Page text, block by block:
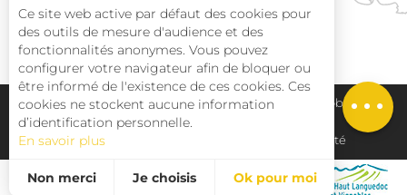
Tarifs
Perpignan
Plan du site Pays Haut Languedoc et Vignobles
Mentions légales Déclaration d'accessibilité
Ce site web active par défaut des cookies pour
des outils de mesure d'audience et des
fonctionnalités anonymes. Vous pouvez
configurer votre navigateur afin de bloquer ou
être informé de l'existence de ces cookies. Ces
cookies ne stockent aucune information
d’identification personnelle.
En savoir plus
Non merci Je choisis Ok pour moi